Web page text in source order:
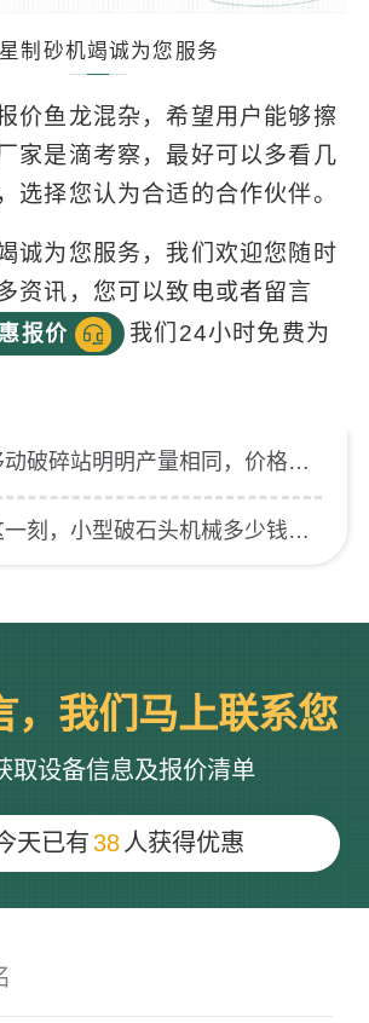
制砂机竭诚为您服务
价鱼龙混杂，希望用户能够擦
家是滴考察，最好可以多看几
选择您认为合适的合作伙伴。
诚为您服务，我们欢迎您随时
资讯，您可以致电或者留言
报价
我们24小时免费为
上一篇：移动破碎站明明产量相同，价格为什么有的高，有的低？
下一篇：这一刻，小型破石头机械多少钱一台
，我们马上联系您
取设备信息及报价清单
天已有38 人获得优惠